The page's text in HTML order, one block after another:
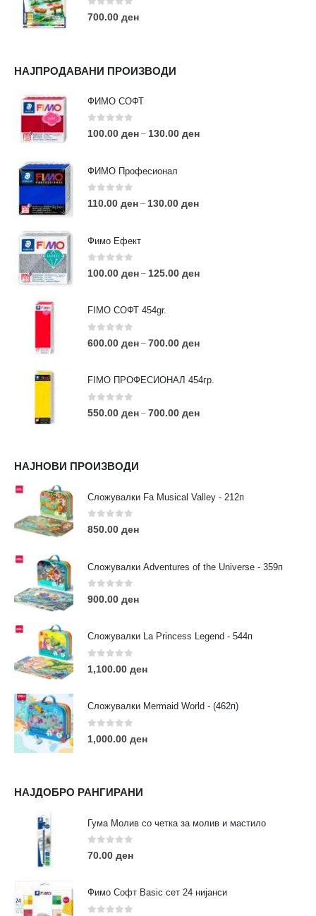
0out of 5
700.00 ден
НАЈПРОДАВАНИ ПРОИЗВОДИ
ФИМО СОФТ
0 out of 5
100.00 ден – 130.00 ден
ФИМО Професионал
0out of 5
110.00 ден – 130.00 ден
Фимо Ефект
0 out of 5
100.00 ден – 125.00 ден
FIMO СОФТ 454gr.
0out of 5
600.00 ден – 700.00 ден
FIMO ПРОФЕСИОНАЛ 454гр.
0out of 5
550.00 ден – 700.00 ден
НАЈНОВИ ПРОИЗВОДИ
Сложувалки Fa Musical Valley - 212п
0out of 5
850.00 ден
Сложувалки Adventures of the Universe - 359п
0out of 5
900.00 ден
Сложувалки La Princess Legend - 544п
0 out of 5
1,100.00 ден
Сложувалки Mermaid World - (462п)
0 out of 5
1,000.00 ден
НАЈДОБРО РАНГИРАНИ
Гума Молив со четка за молив и мастило
0out of 5
70.00 ден
Фимо Софт Basic сет 24 нијанси
АДРЕСА:
ул. 3та Македонска Бригада бр.46
ТЕЛЕФОН:
0038977640534
contact@moehobi.mk
РАБОТНО ВРЕМЕ:
Пон - Саб / 09:00 - 21:00
ЛИНКОВИ
Услови за користење
Големопродажба
Кариера
За нас
Нашите локации
ПОПУЛАРНИ ТАГОВИ
eurodanvest FIMO Креативни Сетови
markers
rapitografi sketch staedtler